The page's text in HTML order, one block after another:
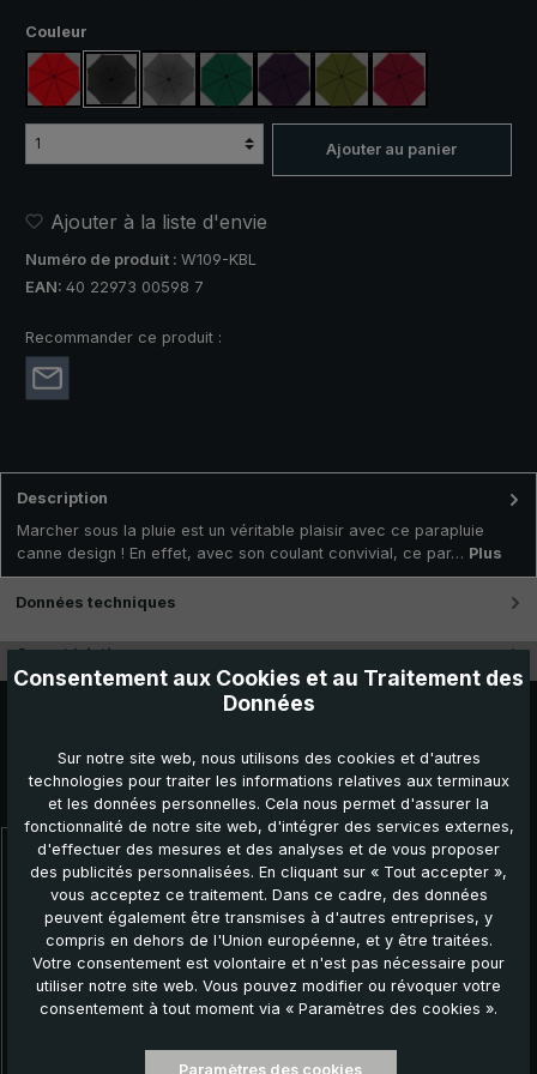
Sélectionnez
Couleur
rouge noir anthracitevert foncéviolet vert olive rouge vin
Ajouter au panier
Ajouter à la liste d'envie
Numéro de produit : W109-KBL
EAN: 40 22973 00598 7
Recommander ce produit :
Description
Marcher sous la pluie est un véritable plaisir avec ce parapluie
canne design ! En effet, avec son coulant convivial, ce par… Plus
Données techniques
Caractéristiques
Ignorer la galerie de produits
Autres produits que vous pourriez aimer :
Consentement aux Cookies et au Traitement des
Données
Sur notre site web, nous utilisons des cookies et d'autres
technologies pour traiter les informations relatives aux terminaux
et les données personnelles. Cela nous permet d'assurer la
fonctionnalité de notre site web, d'intégrer des services externes,
d'effectuer des mesures et des analyses et de vous proposer
des publicités personnalisées. En cliquant sur « Tout accepter »,
vous acceptez ce traitement. Dans ce cadre, des données
peuvent également être transmises à d'autres entreprises, y
compris en dehors de l'Union européenne, et y être traitées.
Votre consentement est volontaire et n'est pas nécessaire pour
utiliser notre site web. Vous pouvez modifier ou révoquer votre
consentement à tout moment via « Paramètres des cookies ».
Paramètres des cookies